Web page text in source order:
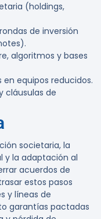
(holdings,
de inversión
algoritmos y bases
equipos reducidos.
cláusulas de
societaria, la
y la adaptación al
acuerdos de
estos pasos
y líneas de
garantías pactadas